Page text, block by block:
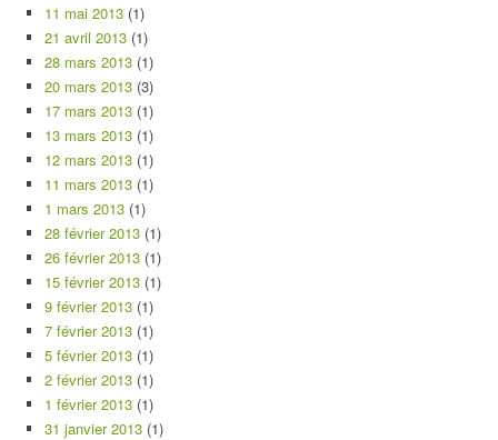
11 mai 2013 (1)
21 avril 2013 (1)
28 mars 2013 (1)
20 mars 2013 (3)
17 mars 2013 (1)
13 mars 2013 (1)
12 mars 2013 (1)
11 mars 2013 (1)
1 mars 2013 (1)
28 février 2013 (1)
26 février 2013 (1)
15 février 2013 (1)
9 février 2013 (1)
7 février 2013 (1)
5 février 2013 (1)
2 février 2013 (1)
1 février 2013 (1)
31 janvier 2013 (1)